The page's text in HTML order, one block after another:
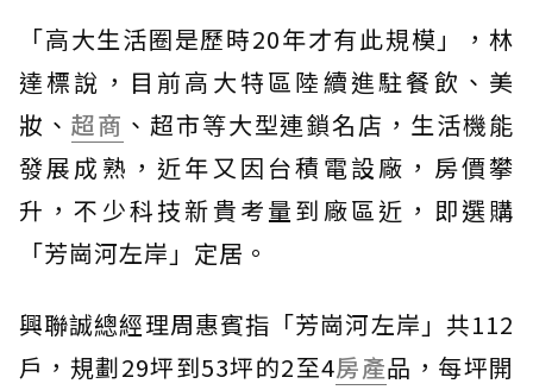
「高大生活圈是歷時20年才有此規模」，林
達標說，目前高大特區陸續進駐餐飲、美
妝、 超商 、超市等大型連鎖名店，生活機能
發展成熟，近年又因台積電設廠，房價攀
升，不少科技新貴考量到廠區近，即選購
「芳崗河左岸」定居。
興聯誠總經理周惠賓指「芳崗河左岸」共112
戶，規劃29坪到53坪的2至4房產品，每坪開